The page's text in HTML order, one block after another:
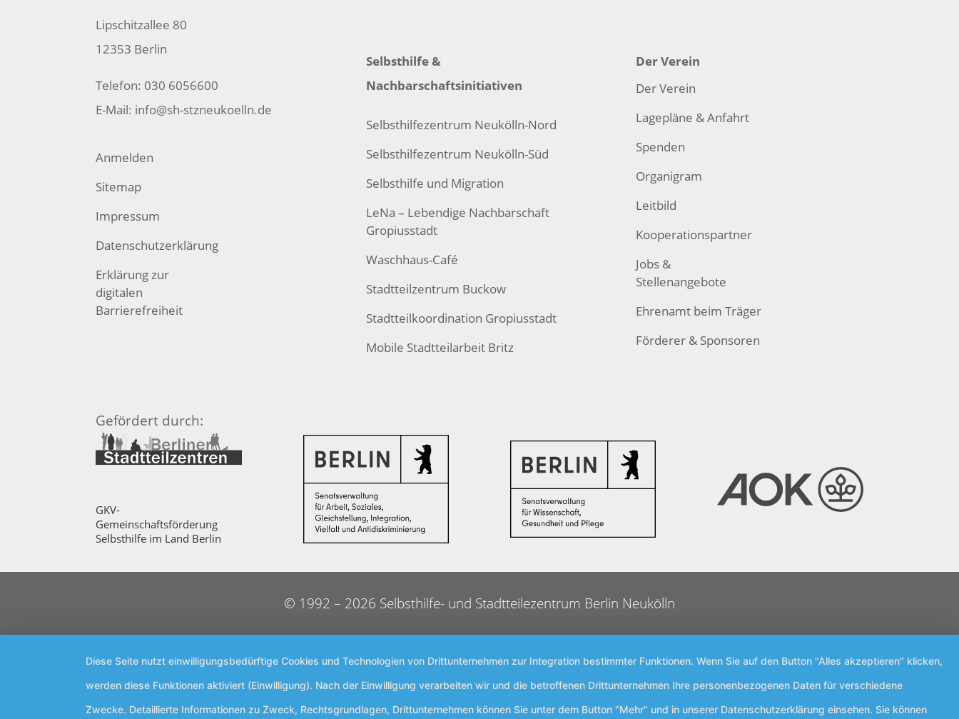
Lipschitzallee 80
12353 Berlin
Telefon: 030 6056600
E-Mail: info@sh-stzneukoelln.de
Anmelden
Sitemap
Impressum
Datenschutzerklärung
Erklärung zur
digitalen
Barrierefreiheit
Selbsthilfe &
Nachbarschaftsinitiativen
Selbsthilfezentrum Neukölln-Nord
Selbsthilfezentrum Neukölln-Süd
Selbsthilfe und Migration
LeNa – Lebendige Nachbarschaft
Gropiusstadt
Waschhaus-Café
Stadtteilzentrum Buckow
Stadtteilkoordination Gropiusstadt
Mobile Stadtteilarbeit Britz
Der Verein
Der Verein
Lagepläne & Anfahrt
Spenden
Organigram
Leitbild
Kooperationspartner
Jobs &
Stellenangebote
Ehrenamt beim Träger
Förderer & Sponsoren
Gefördert durch:
GKV-
Gemeinschaftsförderung
Selbsthilfe im Land Berlin
© 1992 – 2026 Selbsthilfe- und Stadtteilezentrum Berlin Neukölln
Diese Seite nutzt einwilligungsbedürftige Cookies und Technologien von Drittunternehmen zur Integration bestimmter Funktionen. Wenn Sie auf den Button "Alles akzeptieren" klicken,
werden diese Funktionen aktiviert (Einwilligung). Nach der Einwilligung verarbeiten wir und die betroffenen Drittunternehmen Ihre personenbezogenen Daten für verschiedene
Zwecke. Detaillierte Informationen zu Zweck, Rechtsgrundlagen, Drittunternehmen können Sie unter dem Button "Mehr" und in unserer Datenschutzerklärung einsehen. Sie können